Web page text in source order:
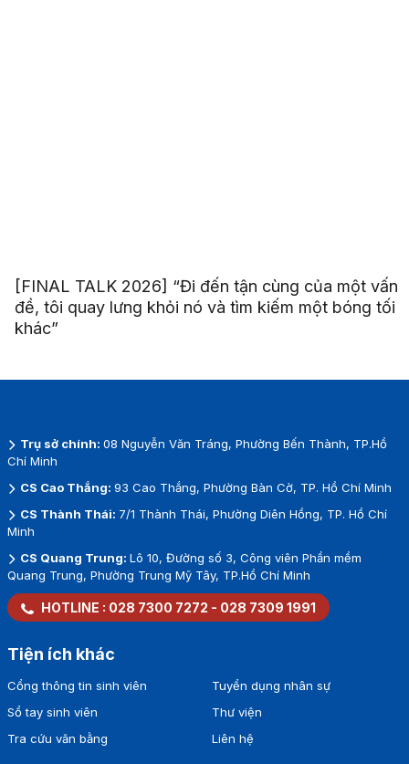
[FINAL TALK 2026] “Đi đến tận cùng của một vấn
đề, tôi quay lưng khỏi nó và tìm kiếm một bóng tối
khác”
Trụ sở chính: 08 Nguyễn Văn Tráng, Phường Bến Thành, TP.Hồ
Chí Minh
CS Cao Thắng: 93 Cao Thắng, Phường Bàn Cờ, TP. Hồ Chí Minh
CS Thành Thái: 7/1 Thành Thái, Phường Diên Hồng, TP. Hồ Chí
Minh
CS Quang Trung: Lô 10, Đường số 3, Công viên Phần mềm
Quang Trung, Phường Trung Mỹ Tây, TP.Hồ Chí Minh
HOTLINE : 028 7300 7272 - 028 7309 1991
Tiện ích khác
Cổng thông tin sinh viên
Sổ tay sinh viên
Tra cứu văn bằng
Tuyển dụng nhân sự
Thư viện
Liên hệ